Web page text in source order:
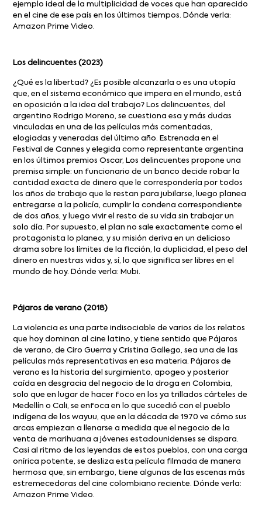
ejemplo ideal de la multiplicidad de voces que han aparecido
en el cine de ese país en los últimos tiempos. Dónde verla:
Amazon Prime Video.
Los delincuentes (2023)
¿Qué es la libertad? ¿Es posible alcanzarla o es una utopía
que, en el sistema económico que impera en el mundo, está
en oposición a la idea del trabajo? Los delincuentes, del
argentino Rodrigo Moreno, se cuestiona esa y más dudas
vinculadas en una de las películas más comentadas,
elogiadas y veneradas del último año. Estrenada en el
Festival de Cannes y elegida como representante argentina
en los últimos premios Oscar, Los delincuentes propone una
premisa simple: un funcionario de un banco decide robar la
cantidad exacta de dinero que le correspondería por todos
los años de trabajo que le restan para jubilarse, luego planea
entregarse a la policía, cumplir la condena correspondiente
de dos años, y luego vivir el resto de su vida sin trabajar un
solo día. Por supuesto, el plan no sale exactamente como el
protagonista lo planea, y su misión deriva en un delicioso
drama sobre los límites de la ficción, la duplicidad, el peso del
dinero en nuestras vidas y, sí, lo que significa ser libres en el
mundo de hoy. Dónde verla: Mubi.
Pájaros de verano (2018)
La violencia es una parte indisociable de varios de los relatos
que hoy dominan al cine latino, y tiene sentido que Pájaros
de verano, de Ciro Guerra y Cristina Gallego, sea una de las
películas más representativas en esa materia. Pájaros de
verano es la historia del surgimiento, apogeo y posterior
caída en desgracia del negocio de la droga en Colombia,
solo que en lugar de hacer foco en los ya trillados cárteles de
Medellín o Cali, se enfoca en lo que sucedió con el pueblo
indígena de los wayuu, que en la década de 1970 ve cómo sus
arcas empiezan a llenarse a medida que el negocio de la
venta de marihuana a jóvenes estadounidenses se dispara.
Casi al ritmo de las leyendas de estos pueblos, con una carga
onírica potente, se desliza esta película filmada de manera
hermosa que, sin embargo, tiene algunas de las escenas más
estremecedoras del cine colombiano reciente. Dónde verla:
Amazon Prime Video.